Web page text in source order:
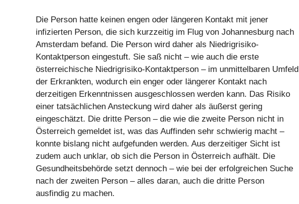
Die Person hatte keinen engen oder längeren Kontakt mit jener
infizierten Person, die sich kurzzeitig im Flug von Johannesburg nach
Amsterdam befand. Die Person wird daher als Niedrigrisiko-
Kontaktperson eingestuft. Sie saß nicht – wie auch die erste
österreichische Niedrigrisiko-Kontaktperson – im unmittelbaren Umfeld
der Erkrankten, wodurch ein enger oder längerer Kontakt nach
derzeitigen Erkenntnissen ausgeschlossen werden kann. Das Risiko
einer tatsächlichen Ansteckung wird daher als äußerst gering
eingeschätzt. Die dritte Person – die wie die zweite Person nicht in
Österreich gemeldet ist, was das Auffinden sehr schwierig macht –
konnte bislang nicht aufgefunden werden. Aus derzeitiger Sicht ist
zudem auch unklar, ob sich die Person in Österreich aufhält. Die
Gesundheitsbehörde setzt dennoch – wie bei der erfolgreichen Suche
nach der zweiten Person – alles daran, auch die dritte Person
ausfindig zu machen.